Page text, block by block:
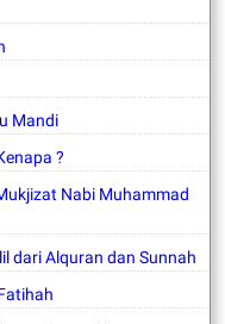
Mandi
?
Nabi Muhammad
dari Alquran dan Sunnah